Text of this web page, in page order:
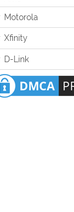
Motorola
Xfinity
D-Link